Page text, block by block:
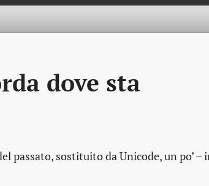
dove sta
passato, sostituito da Unicode, un po’